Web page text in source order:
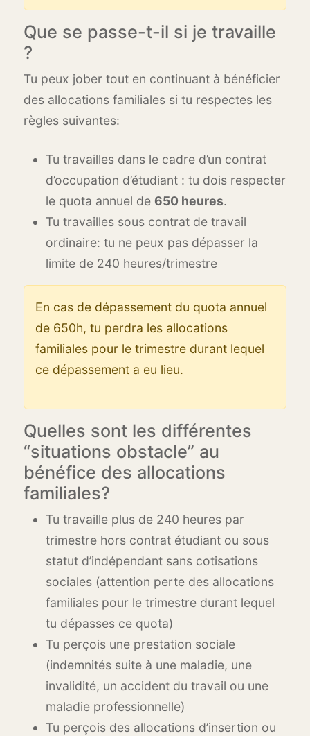
Que se passe-t-il si je travaille
?
Tu peux jober tout en continuant à bénéficier
des allocations familiales si tu respectes les
règles suivantes:
Tu travailles dans le cadre d’un contrat
d’occupation d’étudiant : tu dois respecter
le quota annuel de 650 heures.
Tu travailles sous contrat de travail
ordinaire: tu ne peux pas dépasser la
limite de 240 heures/trimestre
En cas de dépassement du quota annuel
de 650h, tu perdra les allocations
familiales pour le trimestre durant lequel
ce dépassement a eu lieu.
Quelles sont les différentes
“situations obstacle” au
bénéfice des allocations
familiales?
Tu travaille plus de 240 heures par
trimestre hors contrat étudiant ou sous
statut d’indépendant sans cotisations
sociales (attention perte des allocations
familiales pour le trimestre durant lequel
tu dépasses ce quota)
Tu perçois une prestation sociale
(indemnités suite à une maladie, une
invalidité, un accident du travail ou une
maladie professionnelle)
Tu perçois des allocations d’insertion ou